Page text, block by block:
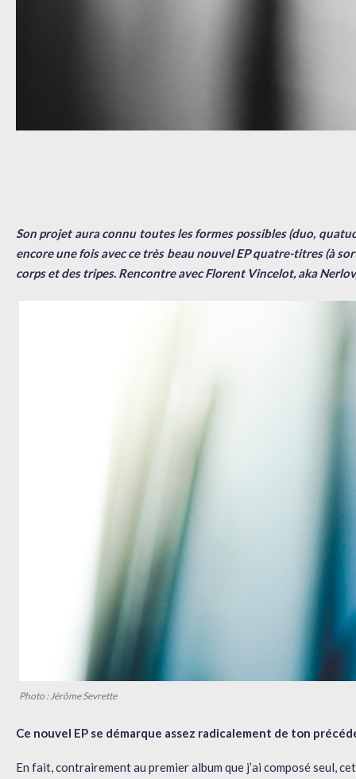
Son projet aura connu toutes les formes possibles (duo,
encore une fois avec ce très beau nouvel EP quatre-titres (à
corps et des tripes. Rencontre avec Florent Vincelot, aka
Photo : Jérôme Sevrette
Ce nouvel EP se démarque assez radicalement de ton
En fait, contrairement au premier album que j’ai composé seul,